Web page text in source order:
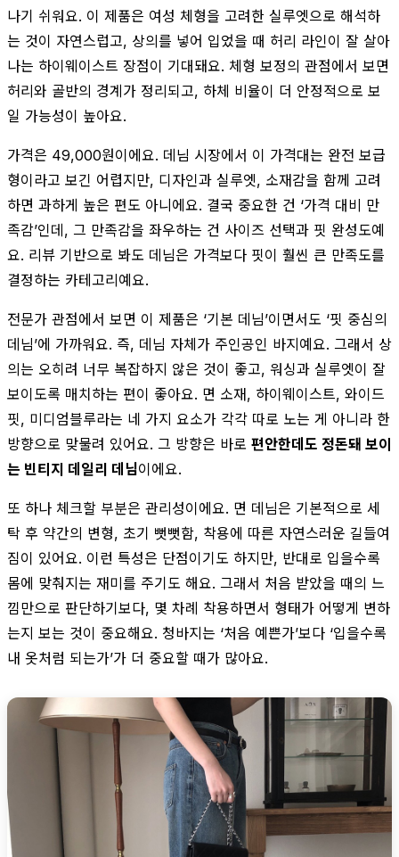
나기 쉬워요. 이 제품은 여성 체형을 고려한 실루엣으로 해석하
는 것이 자연스럽고, 상의를 넣어 입었을 때 허리 라인이 잘 살아
나는 하이웨이스트 장점이 기대돼요. 체형 보정의 관점에서 보면
허리와 골반의 경계가 정리되고, 하체 비율이 더 안정적으로 보
일 가능성이 높아요.
가격은 49,000원이에요. 데님 시장에서 이 가격대는 완전 보급
형이라고 보긴 어렵지만, 디자인과 실루엣, 소재감을 함께 고려
하면 과하게 높은 편도 아니에요. 결국 중요한 건 ‘가격 대비 만
족감’인데, 그 만족감을 좌우하는 건 사이즈 선택과 핏 완성도예
요. 리뷰 기반으로 봐도 데님은 가격보다 핏이 훨씬 큰 만족도를
결정하는 카테고리예요.
전문가 관점에서 보면 이 제품은 ‘기본 데님’이면서도 ‘핏 중심의
데님’에 가까워요. 즉, 데님 자체가 주인공인 바지예요. 그래서 상
의는 오히려 너무 복잡하지 않은 것이 좋고, 워싱과 실루엣이 잘
보이도록 매치하는 편이 좋아요. 면 소재, 하이웨이스트, 와이드
핏, 미디엄블루라는 네 가지 요소가 각각 따로 노는 게 아니라 한
방향으로 맞물려 있어요. 그 방향은 바로 편안한데도 정돈돼 보이
는 빈티지 데일리 데님이에요.
또 하나 체크할 부분은 관리성이에요. 면 데님은 기본적으로 세
탁 후 약간의 변형, 초기 뻣뻣함, 착용에 따른 자연스러운 길들여
짐이 있어요. 이런 특성은 단점이기도 하지만, 반대로 입을수록
몸에 맞춰지는 재미를 주기도 해요. 그래서 처음 받았을 때의 느
낌만으로 판단하기보다, 몇 차례 착용하면서 형태가 어떻게 변하
는지 보는 것이 중요해요. 청바지는 ‘처음 예쁜가’보다 ‘입을수록
내 옷처럼 되는가’가 더 중요할 때가 많아요.